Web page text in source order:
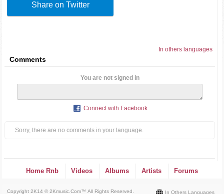
Share on Twitter
In others languages
Comments
You are not signed in
Connect with Facebook
Sorry, there are no comments in your language.
Home Rnb Videos Albums Artists Forums
In Others Languages
Copyright 2K14 © 2Kmusic.com™All Rights Reserved